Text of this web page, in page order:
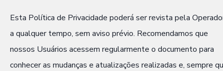
Esta Política de Privacidade poderá ser revista pela
a qualquer tempo, sem aviso prévio. Recomendamos que
nossos Usuários acessem regularmente o documento para
conhecer as mudanças e atualizações realizadas e, sempre